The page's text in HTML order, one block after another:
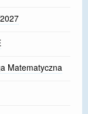
Matematyczna